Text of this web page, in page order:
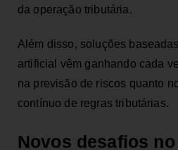
da operação tributária.
Além disso, soluções
artificial vêm ganhando cada
na previsão de riscos quanto
contínuo de regras tributárias.
Novos desafios